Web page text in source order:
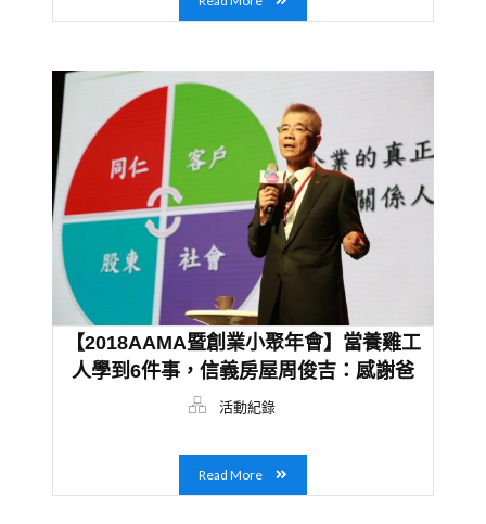
【2018AAMA暨創業小聚年會】當養雞工
人學到6件事，信義房屋周俊吉：感謝爸
爸拒絕再借我錢創業
活動紀錄
Read More